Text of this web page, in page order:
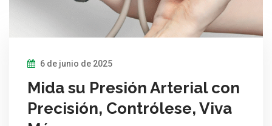
6 de junio de 2025
Mida su Presión Arterial con
Precisión, Contrólese, Viva